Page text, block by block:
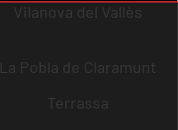
Vilanova del Vallès
La Pobla de Claramunt
Terrassa